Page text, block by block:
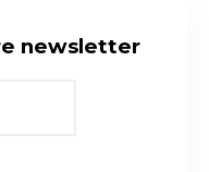
newsletter